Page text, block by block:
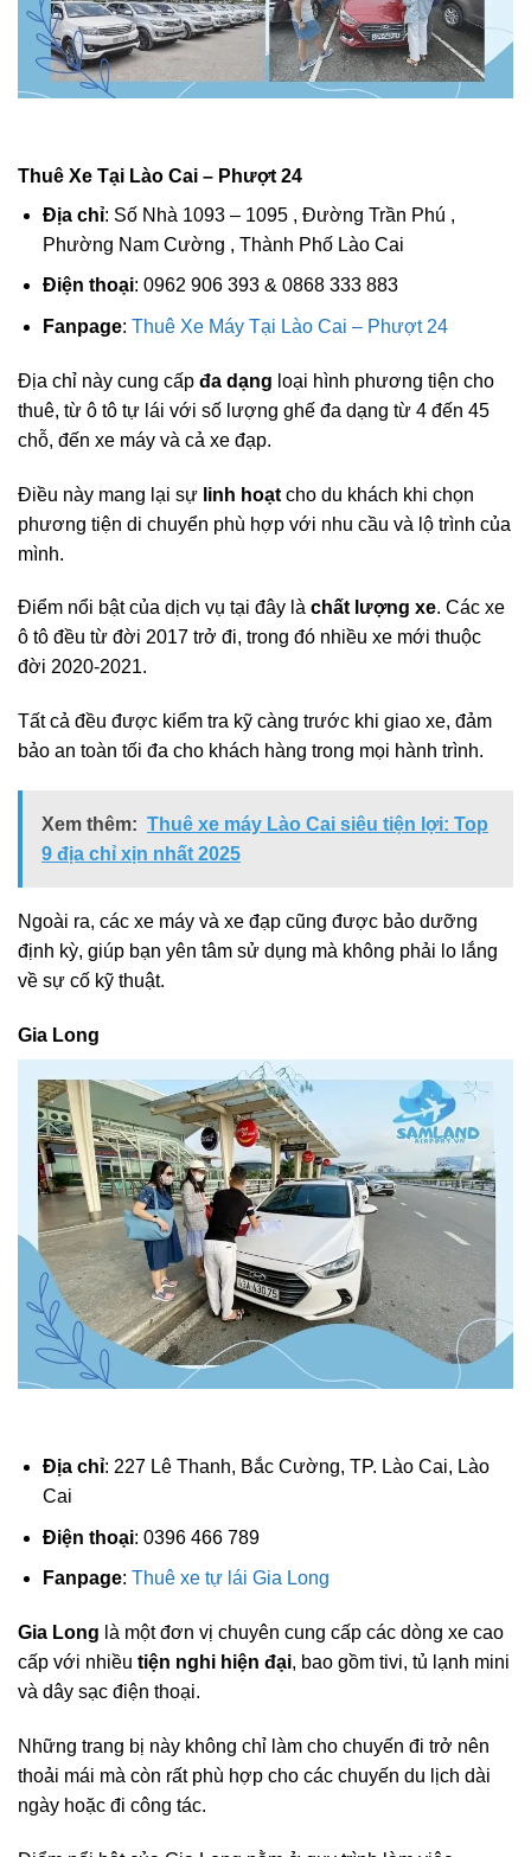
Thuê Xe Tại Lào Cai – Phượt 24
Địa chỉ: Số Nhà 1093 – 1095 , Đường Trần Phú ,
Phường Nam Cường , Thành Phố Lào Cai
Điện thoại: 0962 906 393 & 0868 333 883
Fanpage: Thuê Xe Máy Tại Lào Cai – Phượt 24
Địa chỉ này cung cấp đa dạng loại hình phương tiện cho
thuê, từ ô tô tự lái với số lượng ghế đa dạng từ 4 đến 45
chỗ, đến xe máy và cả xe đạp.
Điều này mang lại sự linh hoạt cho du khách khi chọn
phương tiện di chuyển phù hợp với nhu cầu và lộ trình của
mình.
Điểm nổi bật của dịch vụ tại đây là chất lượng xe. Các xe
ô tô đều từ đời 2017 trở đi, trong đó nhiều xe mới thuộc
đời 2020-2021.
Tất cả đều được kiểm tra kỹ càng trước khi giao xe, đảm
bảo an toàn tối đa cho khách hàng trong mọi hành trình.
Xem thêm: Thuê xe máy Lào Cai siêu tiện lợi: Top
9 địa chỉ xịn nhất 2025
Ngoài ra, các xe máy và xe đạp cũng được bảo dưỡng
định kỳ, giúp bạn yên tâm sử dụng mà không phải lo lắng
về sự cố kỹ thuật.
Gia Long
Địa chỉ: 227 Lê Thanh, Bắc Cường, TP. Lào Cai, Lào
Cai
Điện thoại: 0396 466 789
Fanpage: Thuê xe tự lái Gia Long
Gia Long là một đơn vị chuyên cung cấp các dòng xe cao
cấp với nhiều tiện nghi hiện đại, bao gồm tivi, tủ lạnh mini
và dây sạc điện thoại.
Những trang bị này không chỉ làm cho chuyến đi trở nên
thoải mái mà còn rất phù hợp cho các chuyến du lịch dài
ngày hoặc đi công tác.